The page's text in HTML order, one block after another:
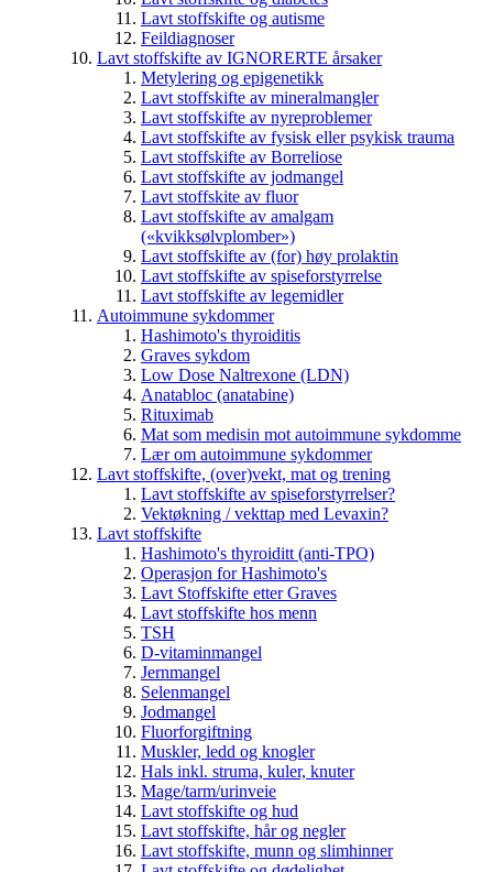
Lavt stoffskifte og autisme
Feildiagnoser
Lavt stoffskifte av IGNORERTE årsaker
Metylering og epigenetikk
Lavt stoffskifte av mineralmangler
Lavt stoffskifte av nyreproblemer
Lavt stoffskifte av fysisk eller psykisk trauma
Lavt stoffskifte av Borreliose
Lavt stoffskifte av jodmangel
Lavt stoffskite av fluor
Lavt stoffskifte av amalgam
(«kvikksølvplomber»)
Lavt stoffskifte av (for) høy prolaktin
Lavt stoffskifte av spiseforstyrrelse
Lavt stoffskifte av legemidler
Autoimmune sykdommer
Hashimoto's thyroiditis
Graves sykdom
Low Dose Naltrexone (LDN)
Anatabloc (anatabine)
Rituximab
Mat som medisin mot autoimmune sykdomme
Lær om autoimmune sykdommer
Lavt stoffskifte, (over)vekt, mat og trening
Lavt stoffskifte av spiseforstyrrelser?
Vektøkning / vekttap med Levaxin?
Lavt stoffskifte
Hashimoto's thyroiditt (anti-TPO)
Operasjon for Hashimoto's
Lavt Stoffskifte etter Graves
Lavt stoffskifte hos menn
TSH
D-vitaminmangel
Jernmangel
Selenmangel
Jodmangel
Fluorforgiftning
Muskler, ledd og knogler
Hals inkl. struma, kuler, knuter
Mage/tarm/urinveie
Lavt stoffskifte og hud
Lavt stoffskifte, hår og negler
Lavt stoffskifte, munn og slimhinner